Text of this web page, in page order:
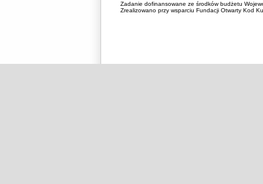
Zadanie dofinansowane ze środków budżetu
Zrealizowano przy wsparciu Fundacji Otwarty Kod